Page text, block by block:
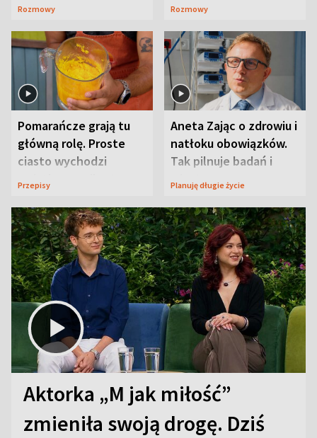
Rozmowy Rozmowy
Pomarańcze grają tu
główną rolę. Proste
ciasto wychodzi
wyjątkowo wilgotne
Przepisy
Aneta Zając o zdrowiu i
natłoku obowiązków.
Tak pilnuje badań i
wizyt
Planuję długie życie
Aktorka „M jak miłość”
zmieniła swoją drogę. Dziś